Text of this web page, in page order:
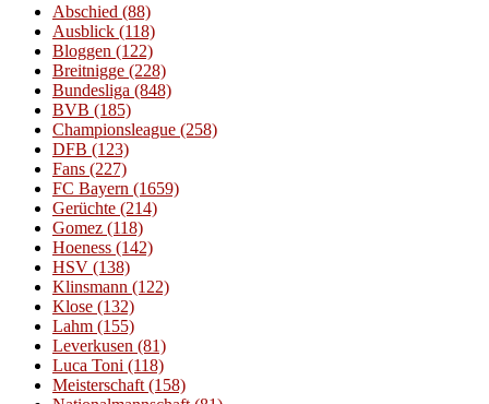
Abschied (88)
Ausblick (118)
Bloggen (122)
Breitnigge (228)
Bundesliga (848)
BVB (185)
Championsleague (258)
DFB (123)
Fans (227)
FC Bayern (1659)
Gerüchte (214)
Gomez (118)
Hoeness (142)
HSV (138)
Klinsmann (122)
Klose (132)
Lahm (155)
Leverkusen (81)
Luca Toni (118)
Meisterschaft (158)